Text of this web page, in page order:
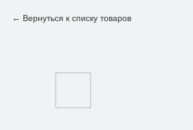
Вернуться к списку товаров